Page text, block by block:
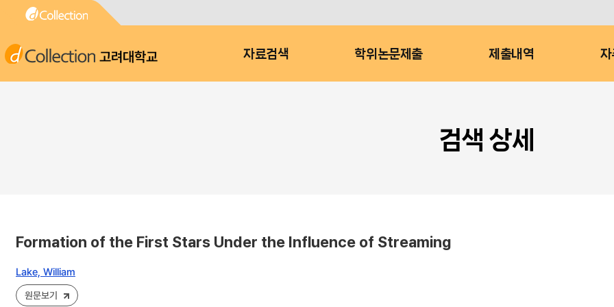
고려대학교 자료검색 학위논문제출 제출내역 자
검색 상세
Formation of the First Stars Under the Influence of Streaming
Lake, William
원문보기